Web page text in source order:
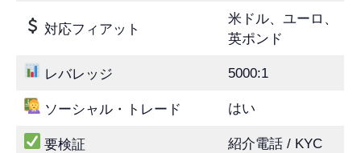
対応フィアット
米ドル、ユーロ、
英ポンド
レバレッジ 5000:1
ソーシャル・トレード はい
要検証 紹介電話 / KYC